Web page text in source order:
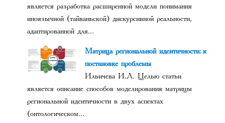
является разработка расширенной модели понимания
иноязычной (тайваньской) дискурсивной реальности,
адаптированной для...
Матрица региональной идентичности: к
постановке проблемы
Ильичева И.Л. Целью статьи
является описание способов моделирования матрицы
региональной идентичности в двух аспектах
(онтологическом...